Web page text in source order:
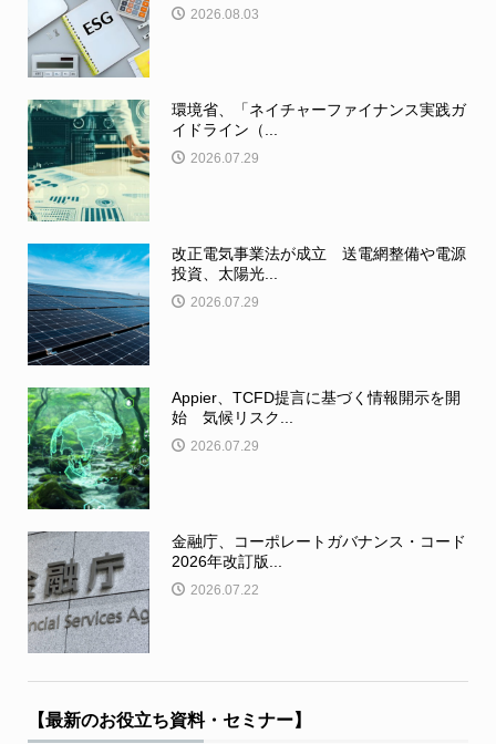
2026.08.03
環境省、「ネイチャーファイナンス実践ガ
イドライン（...
2026.07.29
改正電気事業法が成立 送電網整備や電源
投資、太陽光...
2026.07.29
Appier、TCFD提言に基づく情報開示を開
始 気候リスク...
2026.07.29
金融庁、コーポレートガバナンス・コード
2026年改訂版...
2026.07.22
【最新のお役立ち資料・セミナー】